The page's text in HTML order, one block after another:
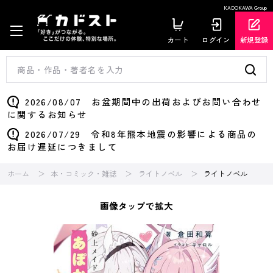
KADOKAWA Group
カート ログイン 新規登録
2026/08/07 お盆期間中の出荷およびお問い合わせ
に関するお知らせ
2026/07/29 令和8年熊本地震の影響による商品の
お届け遅延につきまして
ホーム 本・コミック・雑誌 ライトノベル ライトノベル
画像タップで拡大